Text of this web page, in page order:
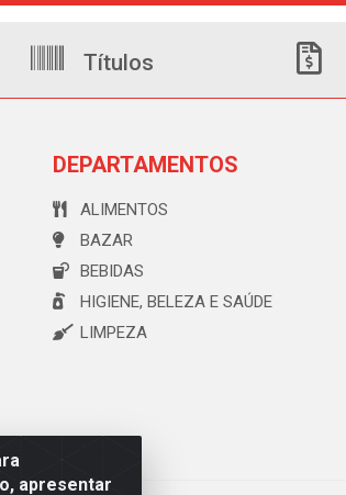
apresentar
Títulos
DEPARTAMENTOS
ALIMENTOS
BAZAR
BEBIDAS
HIGIENE, BELEZA E SAÚDE
LIMPEZA